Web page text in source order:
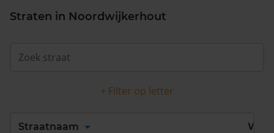
Straten in Noordwijkerhout
+ Filter op letter
Alles
Straatnaam Wijk